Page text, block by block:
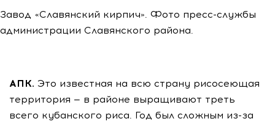
Завод «Славянский кирпич». Фото пресс-службы
администрации Славянского района.
АПК. Это известная на всю страну рисосеющая
территория — в районе выращивают треть
всего кубанского риса. Год был сложным из-за